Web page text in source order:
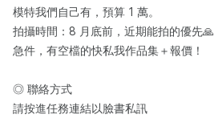
模特我們自己有，預算 1 萬。
拍攝時間：8 月底前，近期能拍的優先🙏
急件，有空檔的快私我作品集＋報價！
◎ 聯絡方式
請按進任務連結以臉書私訊